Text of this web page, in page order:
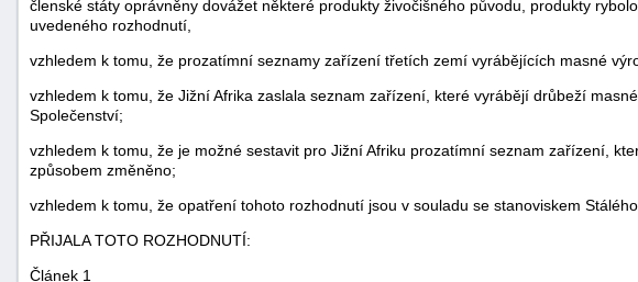
členské státy oprávněny dovážet některé produkty živočišného původu, produkty
uvedeného rozhodnutí,
vzhledem k tomu, že prozatímní seznamy zařízení třetích zemí vyrábějících masné
vzhledem k tomu, že Jižní Afrika zaslala seznam zařízení, které vyrábějí drůbeží
Společenství;
vzhledem k tomu, že je možné sestavit pro Jižní Afriku prozatímní seznam zařízení,
způsobem změněno;
vzhledem k tomu, že opatření tohoto rozhodnutí jsou v souladu se stanoviskem
PŘIJALA TOTO ROZHODNUTÍ:
Článek 1